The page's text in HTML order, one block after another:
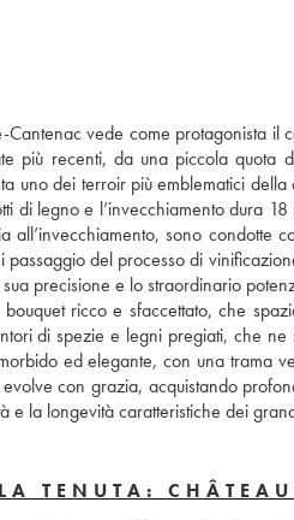
vede come protagonista
più recenti, da una piccola
uno dei terroir più emblematici
di legno e l’invecchiamento dura
all’invecchiamento, sono
passaggio del processo di
precisione e lo straordinario
ricco e sfaccettato, che
di spezie e legni pregiati, che
ed elegante, con una trama
con grazia, acquistando
e la longevità caratteristiche dei
TENUTA: